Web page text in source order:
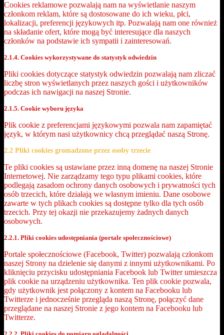
Cookies reklamowe pozwalają nam na wyświetlanie naszym
członkom reklam, które są dostosowane do ich wieku, płci,
lokalizacji, preferencji językowych itp. Pozwalają nam one również
na składanie ofert, które mogą być interesujące dla naszych
członków na podstawie ich sympatii i zainteresowań.
2.1.4. Cookies wykorzystywane do statystyk odwiedzin
Pliki cookies dotyczące statystyk odwiedzin pozwalają nam zliczać
liczbę stron wyświetlanych przez naszych gości i użytkowników
podczas ich nawigacji na naszej Stronie.
2.1.5. Cookie wyboru języka
Plik cookie z preferencjami językowymi pozwala nam zapamiętać
język, w którym nasi użytkownicy chcą przeglądać naszą Stronę.
2.2 Pliki cookies gromadzone przez osoby trzecie
Te pliki cookies są ustawiane przez inną domenę na naszej Stronie
Internetowej. Nie zarządzamy tego typu plikami cookies, które
podlegają zasadom ochrony danych osobowych i prywatności tych
osób trzecich, które działają we własnym imieniu. Dane osobowe
zawarte w tych plikach cookies są dostępne tylko dla tych osób
trzecich. Przy tej okazji nie przekazujemy żadnych danych
osobowych.
2.2.1. Pliki cookies udostępniania (portale społecznościowe)
Portale społecznościowe (Facebook, Twitter) pozwalają członkom
naszej Strony na dzielenie się danymi z innymi użytkownikami. Po
kliknięciu przycisku udostępniania Facebook lub Twitter umieszcza
plik cookie na urządzeniu użytkownika. Ten plik cookie pozwala,
gdy użytkownik jest połączony z kontem na Facebooku lub
Twitterze i jednocześnie przegląda naszą Stronę, połączyć dane
przeglądane na naszej Stronie z jego kontem na Facebooku lub
Twitterze.